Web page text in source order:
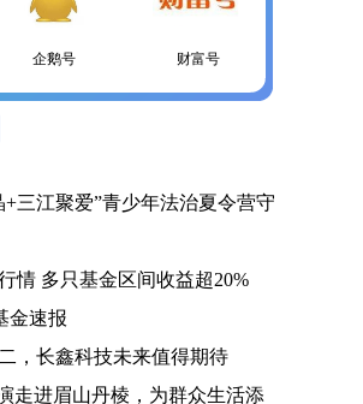
企鹅号 财富号
百家号 网易号
+三江聚爱”青少年法治夏令营守
情 多只基金区间收益超20%
金速报
，长鑫科技未来值得期待
走进眉山丹棱，为群众生活添